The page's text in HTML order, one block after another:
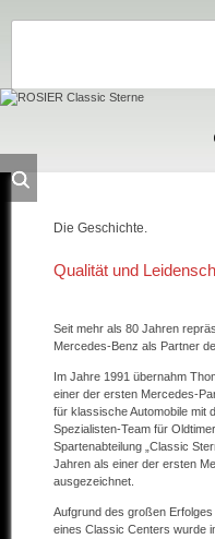
Die Geschichte.
Qualität und
Seit mehr als 80 Jahren
Mercedes-Benz als Partner
Im Jahre 1991 übernahm
einer der ersten Mercedes-
für klassische Automobile mit
Spezialisten-Team für
Spartenabteilung „Classic
Jahren als einer der ersten
ausgezeichnet.
Aufgrund des großen
eines Classic Centers wurde